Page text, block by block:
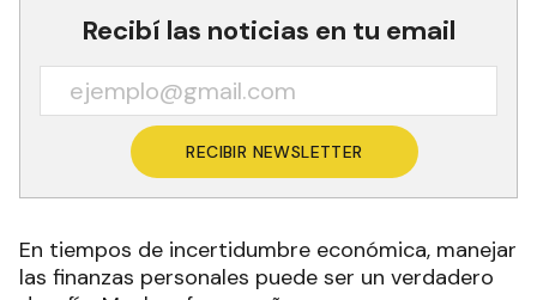
Recibí las noticias en tu email
RECIBIR NEWSLETTER
En tiempos de incertidumbre económica, manejar
las finanzas personales puede ser un verdadero